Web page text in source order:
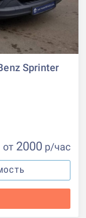
Sprinter
от 2000 р/час